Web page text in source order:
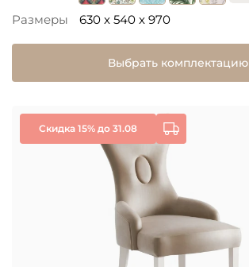
Размеры 630 x 540 x 970
Выбрать комплектацию
Скидка 15% до 31.08